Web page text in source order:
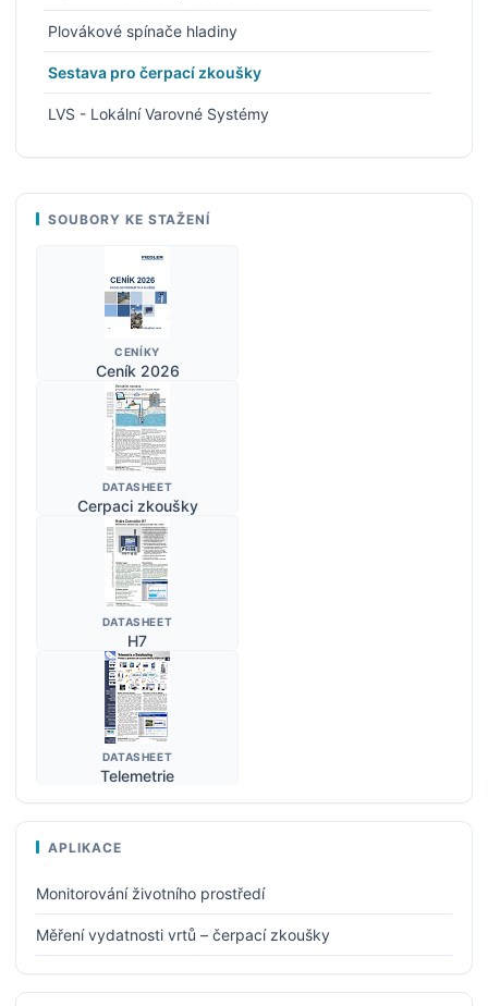
Plovákové spínače hladiny
Sestava pro čerpací zkoušky
LVS - Lokální Varovné Systémy
SOUBORY KE STAŽENÍ
CENÍKY
Ceník 2026
DATASHEET
Cerpaci zkoušky
DATASHEET
H7
DATASHEET
Telemetrie
APLIKACE
Monitorování životního prostředí
Měření vydatnosti vrtů – čerpací zkoušky